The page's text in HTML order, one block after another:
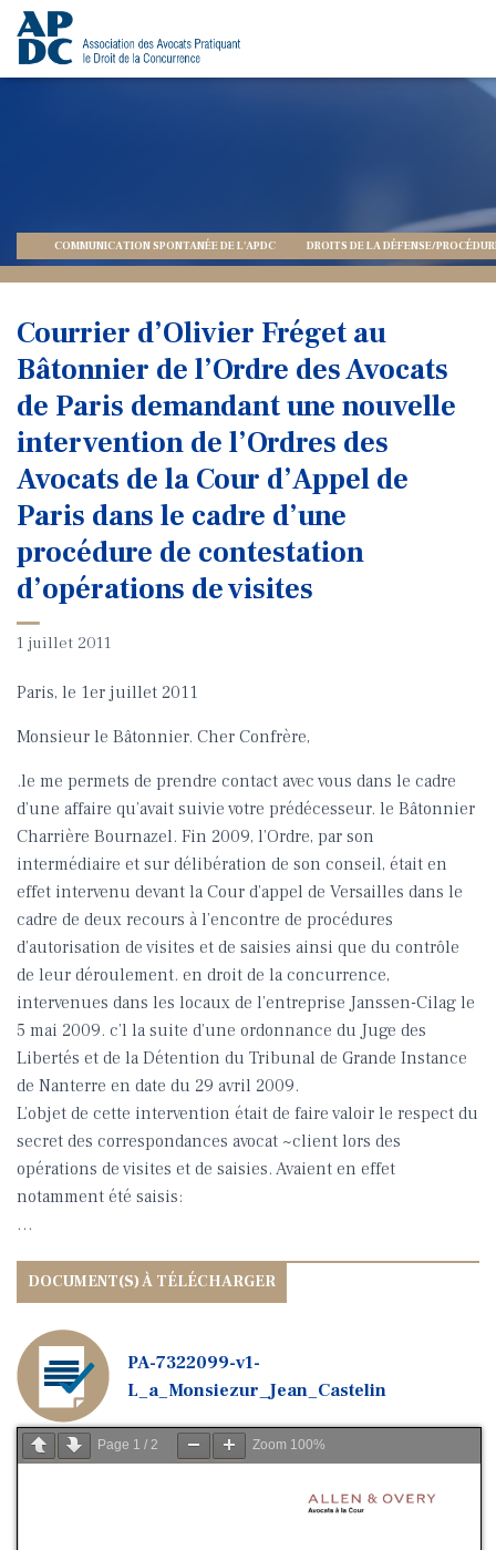
Courrier d’Olivier Fréget au
Bâtonnier de l’Ordre des Avocats
de Paris demandant une nouvelle
intervention de l’Ordres des
Avocats de la Cour d’Appel de
Paris dans le cadre d’une
procédure de contestation
d’opérations de visites
1 juillet 2011
Paris, le 1er juillet 2011
Monsieur le Bâtonnier. Cher Confrère,
.le me permets de prendre contact avec vous dans le cadre
d’une affaire qu’avait suivie votre prédécesseur. le Bâtonnier
Charrière Bournazel. Fin 2009, l’Ordre, par son
intermédiaire et sur délibération de son conseil, était en
effet intervenu devant la Cour d’appel de Versailles dans le
cadre de deux recours à l’encontre de procédures
d’autorisation de visites et de saisies ainsi que du contrôle
de leur déroulement. en droit de la concurrence,
intervenues dans les locaux de l’entreprise Janssen-Cilag le
5 mai 2009. c’l la suite d’une ordonnance du Juge des
Libertés et de la Détention du Tribunal de Grande Instance
de Nanterre en date du 29 avril 2009.
L’objet de cette intervention était de faire valoir le respect du
secret des correspondances avocat ~client lors des
opérations de visites et de saisies. Avaient en effet
notamment été saisis:
…
PA-7322099-v1-
L_a_Monsiezur_Jean_Castelin
Page 1 / 2 Zoom 100%
COMMUNICATION SPONTANÉE DE L'APDC DROITS DE LA DÉFENSE/